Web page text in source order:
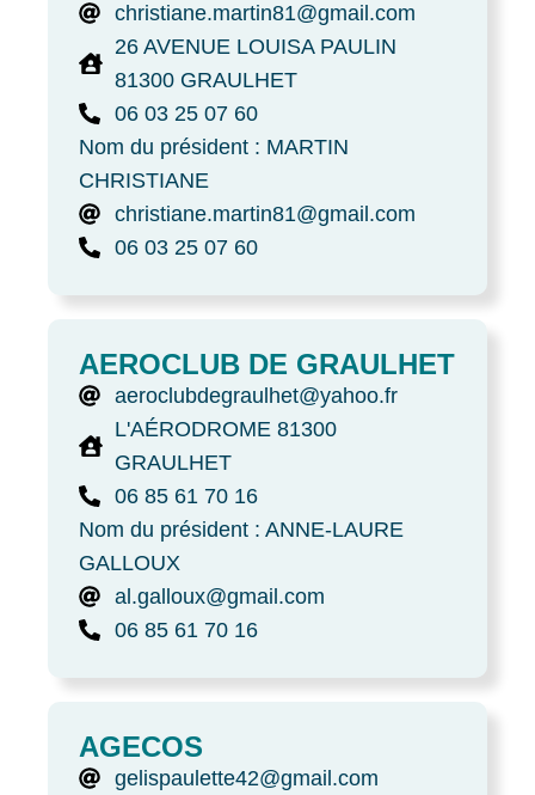
christiane.martin81@gmail.com
26 AVENUE LOUISA PAULIN
81300 GRAULHET
06 03 25 07 60
Nom du président : MARTIN
CHRISTIANE
christiane.martin81@gmail.com
06 03 25 07 60
AEROCLUB DE GRAULHET
aeroclubdegraulhet@yahoo.fr
L'AÉRODROME 81300
GRAULHET
06 85 61 70 16
Nom du président : ANNE-LAURE
GALLOUX
al.galloux@gmail.com
06 85 61 70 16
AGECOS
gelispaulette42@gmail.com